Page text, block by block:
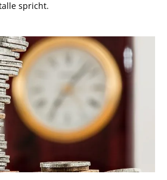
spricht.